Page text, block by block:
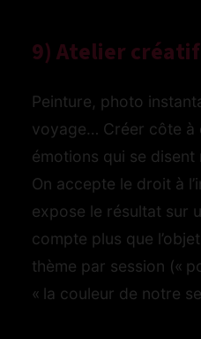
9) Atelier
Peinture, photo
voyage… Créer côte à
émotions qui se disent
On accepte le droit à
expose le résultat sur
compte plus que
thème par session («
« la couleur de notre